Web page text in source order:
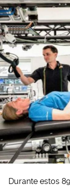
Durante estos